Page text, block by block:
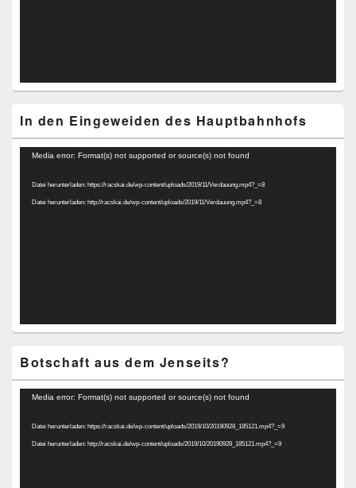
In den Eingeweiden des Hauptbahnhofs
Video-
Media error: Format(s) not supported or source(s) not found
Datei herunterladen: https://racskai.de/wp-content/uploads/2019/11/Verdauung.mp4?_=8
Datei herunterladen: http://racskai.de/wp-content/uploads/2019/11/Verdauung.mp4?_=8
Botschaft aus dem Jenseits?
Video-
Media error: Format(s) not supported or source(s) not found
Datei herunterladen: https://racskai.de/wp-content/uploads/2019/10/20190928_185121.mp4?_=9
Datei herunterladen: http://racskai.de/wp-content/uploads/2019/10/20190928_185121.mp4?_=9